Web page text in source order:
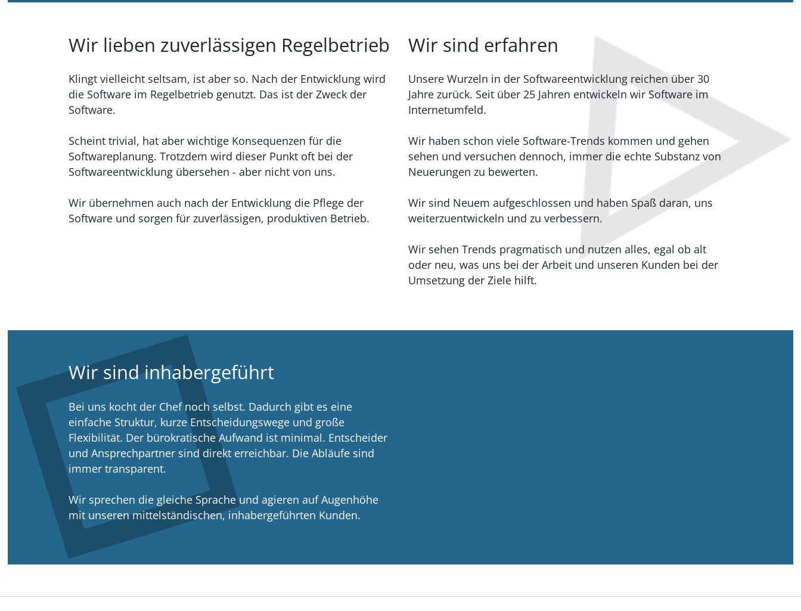
Wir lieben zuverlässigen Regelbetrieb
Klingt vielleicht seltsam, ist aber so. Nach der Entwicklung wird
die Software im Regelbetrieb genutzt. Das ist der Zweck der
Software.
Scheint trivial, hat aber wichtige Konsequenzen für die
Softwareplanung. Trotzdem wird dieser Punkt oft bei der
Softwareentwicklung übersehen - aber nicht von uns.
Wir übernehmen auch nach der Entwicklung die Pflege der
Software und sorgen für zuverlässigen, produktiven Betrieb.
Wir sind erfahren
Unsere Wurzeln in der Softwareentwicklung reichen über 30
Jahre zurück. Seit über 25 Jahren entwickeln wir Software im
Internetumfeld.
Wir haben schon viele Software-Trends kommen und gehen
sehen und versuchen dennoch, immer die echte Substanz von
Neuerungen zu bewerten.
Wir sind Neuem aufgeschlossen und haben Spaß daran, uns
weiterzuentwickeln und zu verbessern.
Wir sehen Trends pragmatisch und nutzen alles, egal ob alt
oder neu, was uns bei der Arbeit und unseren Kunden bei der
Umsetzung der Ziele hilft.
Wir sind inhabergeführt
Bei uns kocht der Chef noch selbst. Dadurch gibt es eine
einfache Struktur, kurze Entscheidungswege und große
Flexibilität. Der bürokratische Aufwand ist minimal. Entscheider
und Ansprechpartner sind direkt erreichbar. Die Abläufe sind
immer transparent.
Wir sprechen die gleiche Sprache und agieren auf Augenhöhe
mit unseren mittelständischen, inhabergeführten Kunden.